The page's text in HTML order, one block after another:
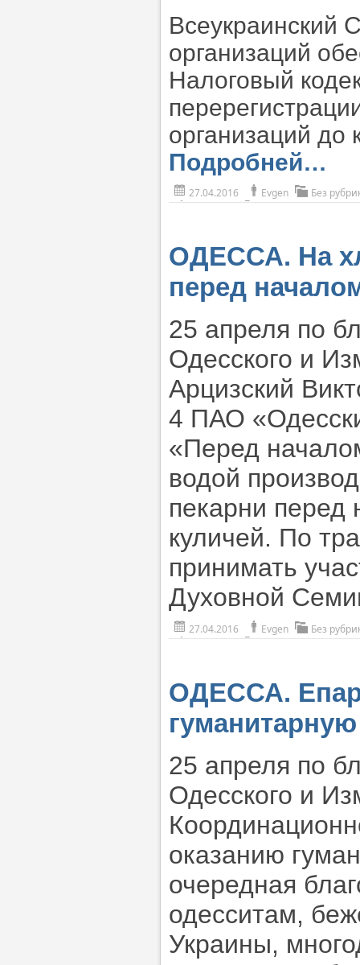
Всеукраинский
организаций
Налоговый
организаций до
Подробней…
27.04.2016 Evgen Без
ОДЕССА. На
перед
25 апреля по
Одесского и
Арцизский
4 ПАО
«Перед
водой
пекарни перед
куличей. По
принимать
Духовной
27.04.2016 Evgen Без
ОДЕССА.
25 апреля по
Одесского и
оказанию
очередная
одесситам,
Украины,